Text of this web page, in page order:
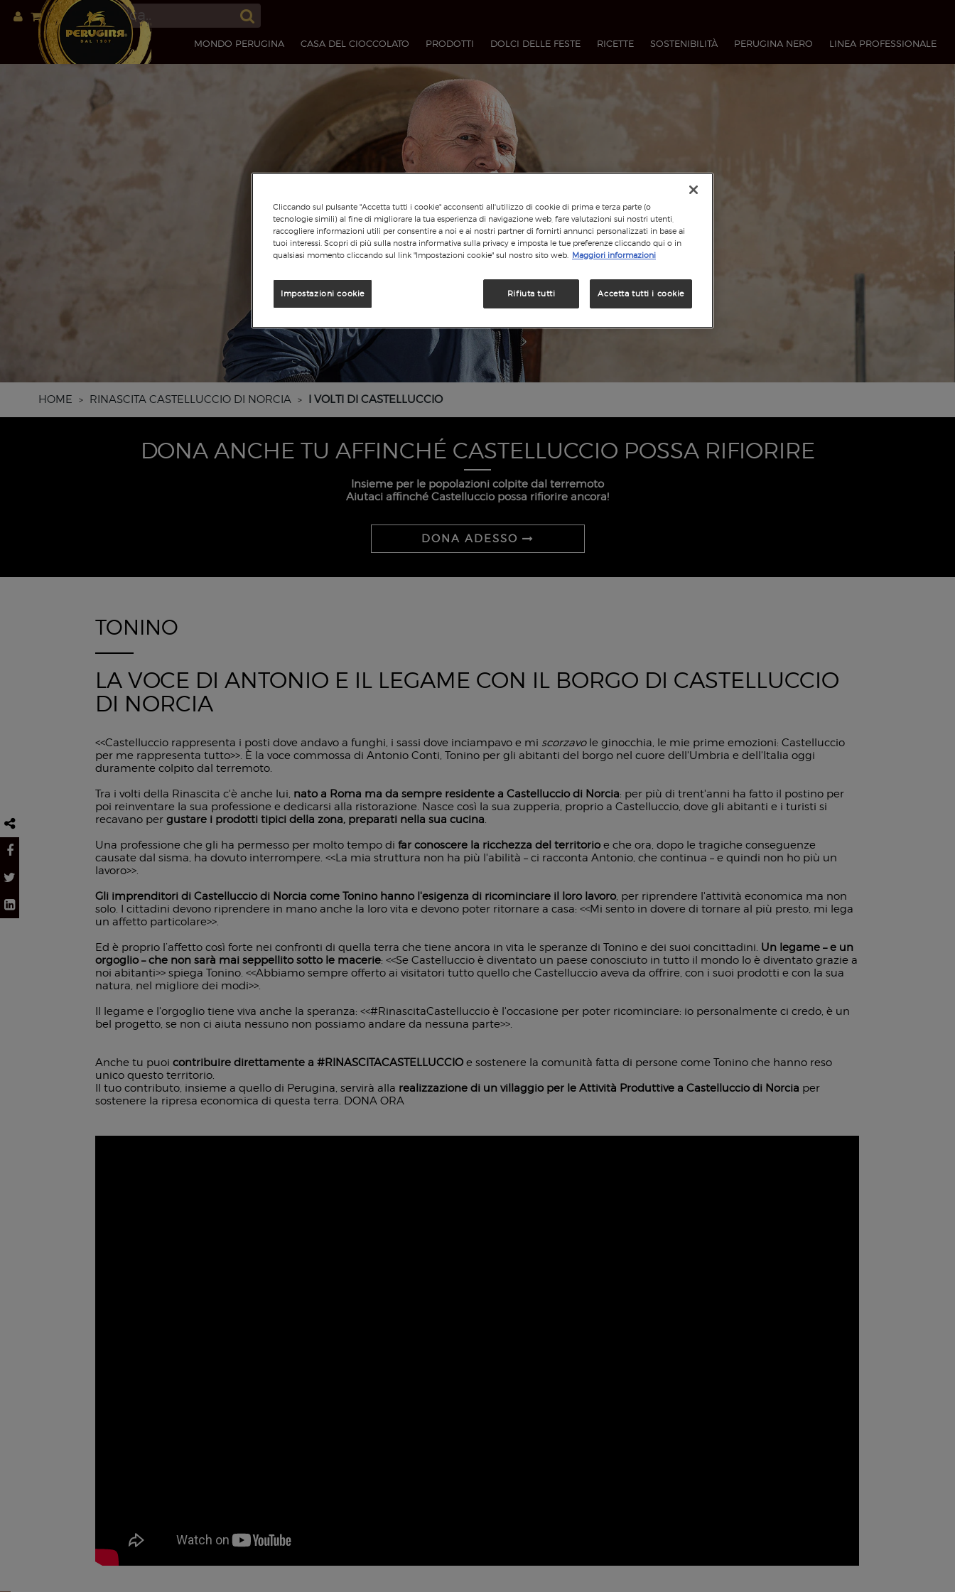
MONDO PERUGINA CASA DEL CIOCCOLATO PRODOTTI DOLCI DELLE FESTE RICETTE SOSTENIBILITÀ PERUGINA NERO LINEA PROFESSIONALE​
HOME > RINASCITA CASTELLUCCIO DI NORCIA > I VOLTI DI CASTELLUCCIO
DONA ANCHE TU AFFINCHÉ CASTELLUCCIO POSSA RIFIORIRE
Insieme per le popolazioni colpite dal terremoto
Aiutaci affinché Castelluccio possa rifiorire ancora!
DONA ADESSO
TONINO
LA VOCE DI ANTONIO E IL LEGAME CON IL BORGO DI CASTELLUCCIO
DI NORCIA
<<Castelluccio rappresenta i posti dove andavo a funghi, i sassi dove inciampavo e mi scorzavole ginocchia, le mie prime emozioni: Castelluccio
per me rappresenta tutto>>. È la voce commossa di Antonio Conti, Tonino per gli abitanti del borgo nel cuore dell'Umbria e dell'Italia oggi
duramente colpito dal terremoto.
Tra i volti della Rinascita c'è anche lui, nato a Roma ma da sempre residente a Castelluccio di Norcia: per più di trent'anni ha fatto il postino per
poi reinventare la sua professione e dedicarsi alla ristorazione. Nasce così la sua zupperia, proprio a Castelluccio, dove gli abitanti e i turisti si
recavano pergustare i prodotti tipici della zona, preparati nella sua cucina.
Una professione che gli ha permesso per molto tempo difar conoscere la ricchezza del territorioe che ora, dopo le tragiche conseguenze
causate dal sisma, ha dovuto interrompere. <<La mia struttura non ha più l'abilità – ci racconta Antonio, che continua – e quindi non ho più un
lavoro>>.
Gli imprenditori di Castelluccio di Norcia come Tonino hanno l'esigenza di ricominciare il loro lavoro, per riprendere l'attività economica ma non
solo. I cittadini devono riprendere in mano anche la loro vita e devono poter ritornare a casa: <<Mi sento in dovere di tornare al più presto, mi lega
un affetto particolare>>.
Ed è proprio l’affetto così forte nei confronti di quella terra che tiene ancora in vita le speranze di Tonino e dei suoi concittadini. Un legame – e un
orgoglio – che non sarà mai seppellito sotto le macerie: <<Se Castelluccio è diventato un paese conosciuto in tutto il mondo lo è diventato grazie a
noi abitanti>> spiega Tonino. <<Abbiamo sempre offerto ai visitatori tutto quello che Castelluccio aveva da offrire, con i suoi prodotti e con la sua
natura, nel migliore dei modi>>.
Il legame e l'orgoglio tiene viva anche la speranza: <<#RinascitaCastelluccio è l'occasione per poter ricominciare: io personalmente ci credo, è un
bel progetto, se non ci aiuta nessuno non possiamo andare da nessuna parte>>.
Anche tu puoicontribuire direttamente a #RINASCITACASTELLUCCIOe sostenere la comunità fatta di persone come Tonino che hanno reso
unico questo territorio.
Il tuo contributo, insieme a quello di Perugina, servirà alla realizzazione di un villaggio per le Attività Produttive a Castelluccio di Norcia per
sostenere la ripresa economica di questa terra. DONA ORA
Cliccando sul pulsante "Accetta tutti i cookie" acconsenti all'utilizzo di cookie di prima e terza parte (o
tecnologie simili) al fine di migliorare la tua esperienza di navigazione web, fare valutazioni sui nostri utenti,
raccogliere informazioni utili per consentire a noi e ai nostri partner di fornirti annunci personalizzati in base ai
tuoi interessi. Scopri di più sulla nostra informativa sulla privacy e imposta le tue preferenze cliccando qui o in
qualsiasi momento cliccando sul link "Impostazioni cookie" sul nostro sito web. Maggiori informazioni
Rifiuta tutti Accetta tutti i cookie
Impostazioni cookie